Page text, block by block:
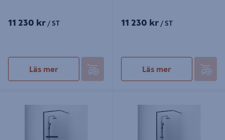
11 230 kr / ST
Läs mer
11 230 kr / ST
Läs mer
LANGFOSS RAK/FAST, SV MATT
KRISTALL HYLLA 80X230
LANGFOSS RAK/FAST SVART
MATT KRISTALL 80X230